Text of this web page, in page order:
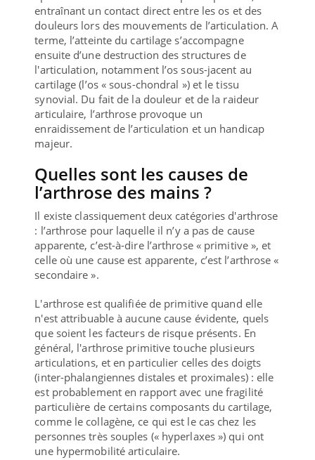
entraînant un contact direct entre les os et des
douleurs lors des mouvements de l’articulation. A
terme, l’atteinte du cartilage s’accompagne
ensuite d’une destruction des structures de
l'articulation, notamment l’os sous-jacent au
cartilage (l’os « sous-chondral ») et le tissu
synovial. Du fait de la douleur et de la raideur
articulaire, l’arthrose provoque un
enraidissement de l’articulation et un handicap
majeur.
Quelles sont les causes de
l’arthrose des mains ?
Il existe classiquement deux catégories d'arthrose
: l’arthrose pour laquelle il n’y a pas de cause
apparente, c’est-à-dire l’arthrose « primitive », et
celle où une cause est apparente, c’est l’arthrose «
secondaire ».
L'arthrose est qualifiée de primitive quand elle
n'est attribuable à aucune cause évidente, quels
que soient les facteurs de risque présents. En
général, l'arthrose primitive touche plusieurs
articulations, et en particulier celles des doigts
(inter-phalangiennes distales et proximales) : elle
est probablement en rapport avec une fragilité
particulière de certains composants du cartilage,
comme le collagène, ce qui est le cas chez les
personnes très souples (« hyperlaxes ») qui ont
une hypermobilité articulaire.